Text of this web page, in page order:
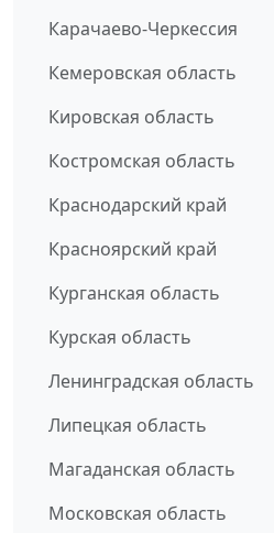
Карачаево-Черкессия
Кемеровская область
Кировская область
Костромская область
Краснодарский край
Красноярский край
Курганская область
Курская область
Ленинградская область
Липецкая область
Магаданская область
Московская область